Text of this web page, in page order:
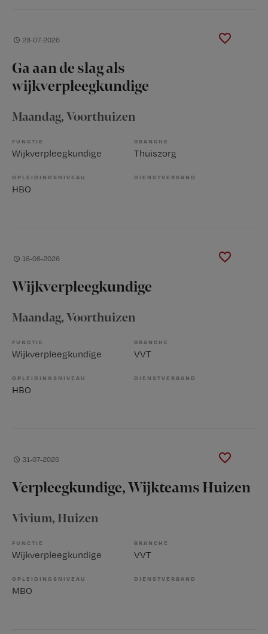
28-07-2026
Ga aan de slag als
wijkverpleegkundige
Maandag, Voorthuizen
FUNCTIE
Wijkverpleegkundige
BRANCHE
Thuiszorg
OPLEIDINGSNIVEAU
HBO
DIENSTVERBAND
16-06-2026
Wijkverpleegkundige
Maandag, Voorthuizen
FUNCTIE
Wijkverpleegkundige
BRANCHE
VVT
OPLEIDINGSNIVEAU
HBO
DIENSTVERBAND
31-07-2026
Verpleegkundige, Wijkteams Huizen
Vivium, Huizen
FUNCTIE
Wijkverpleegkundige
BRANCHE
VVT
OPLEIDINGSNIVEAU
MBO
DIENSTVERBAND